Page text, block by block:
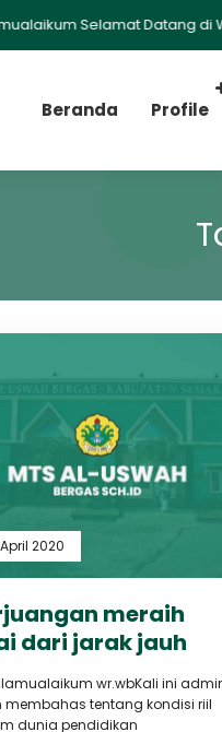
Selamat Datang di
Beranda Profile
2020
meraih
dari jarak jauh
wr.wbKali ini
membahas tentang kondisi riil
dunia pendidikan